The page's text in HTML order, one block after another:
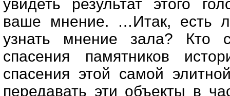
увидеть результат этого
ваше мнение. …Итак, есть
узнать мнение зала? Кто
спасения памятников
спасения этой самой
передавать эти объекты в